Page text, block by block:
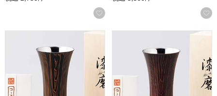
お気に入りに登録する
漆磨シリーズ 和然檀 ビアカップ(木箱入)黒檀[SCS-L201]【
漆磨シリーズ 和然檀 ビアカ